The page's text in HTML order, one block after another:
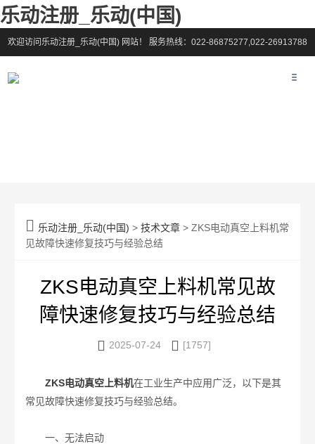
乐动注册_乐动(中国)
欢迎访问乐动注册_乐动(中国) 网站！ 服务热线：022-86875277,022-26913788
 乐动注册_乐动(中国) >技术文章 > ZKS电动真空上料机常
见故障快速修复技巧与经验总结
ZKS电动真空上料机常见故
障快速修复技巧与经验总结
 2025-07-24  [1757]
ZKS电动真空上料机在工业生产中应用广泛，以下是其
常见故障快速修复技巧与经验总结。
一、无法启动